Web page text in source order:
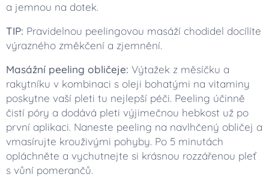
a jemnou na dotek.
TIP: Pravidelnou peelingovou masáží chodidel docílíte
výrazného změkčení a zjemnění.
Masážní peeling obličeje: Výtažek z měsíčku a
rakytníku v kombinaci s oleji bohatými na vitaminy
poskytne vaší pleti tu nejlepší péči. Peeling účinně
čistí póry a dodává pleti výjimečnou hebkost už po
první aplikaci. Naneste peeling na navlhčený obličej a
vmasírujte krouživými pohyby. Po 5 minutách
opláchněte a vychutnejte si krásnou rozzářenou pleť
s vůní pomerančů.